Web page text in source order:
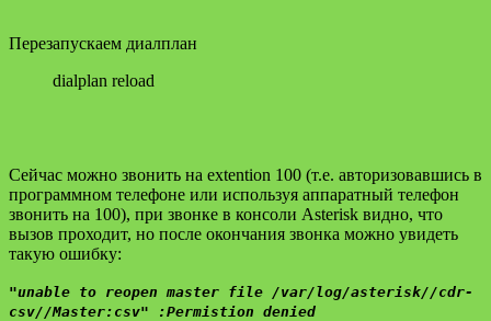
Перезапускаем диалплан
dialplan reload
Сейчас можно звонить на extention 100 (т.е. авторизовавшись в
программном телефоне или используя аппаратный телефон
звонить на 100), при звонке в консоли Asterisk видно, что
вызов проходит, но после окончания звонка можно увидеть
такую ошибку:
"unable to reopen master file /var/log/asterisk//cdr-
csv//Master:csv" :Permistion denied